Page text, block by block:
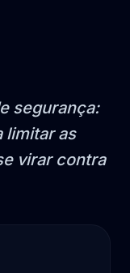
segurança:
limitar as
virar contra